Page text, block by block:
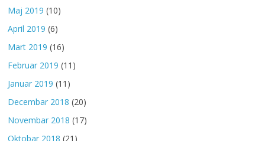
Maj 2019 (10)
April 2019 (6)
Mart 2019 (16)
Februar 2019 (11)
Januar 2019 (11)
Decembar 2018 (20)
Novembar 2018 (17)
Oktobar 2018 (21)